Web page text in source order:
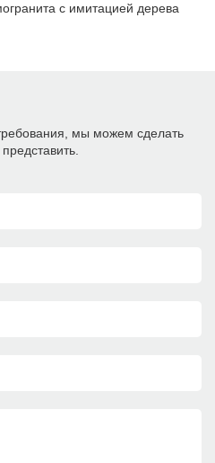
с имитацией дерева
мы можем сделать